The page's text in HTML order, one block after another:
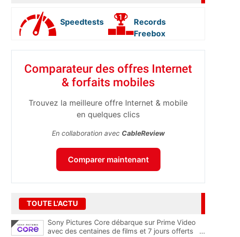
Speedtests
Records
Freebox
Comparateur des offres Internet
& forfaits mobiles
Trouvez la meilleure offre Internet & mobile
en quelques clics
En collaboration avec CableReview
Comparer maintenant
TOUTE L'ACTU
Sony Pictures Core débarque sur Prime Video
avec des centaines de films et 7 jours offerts
...